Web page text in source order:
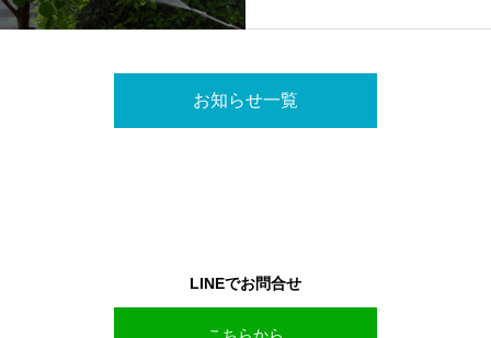
お知らせ一覧
LINEでお問合せ